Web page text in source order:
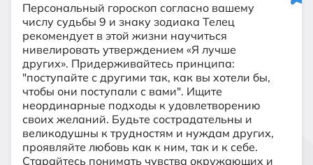
Персональный гороскоп согласно вашему
числу судьбы 9 и знаку зодиака Телец
рекомендует в этой жизни научиться
нивелировать утверждением «Я лучше
других». Придерживайтесь принципа:
"поступайте с другими так, как вы хотели бы,
чтобы они поступали с вами". Ищите
неординарные подходы к удовлетворению
своих желаний. Будьте сострадательны и
великодушны к трудностям и нуждам других,
проявляйте любовь как к ним, так и к себе.
Старайтесь понимать чувства окружающих и